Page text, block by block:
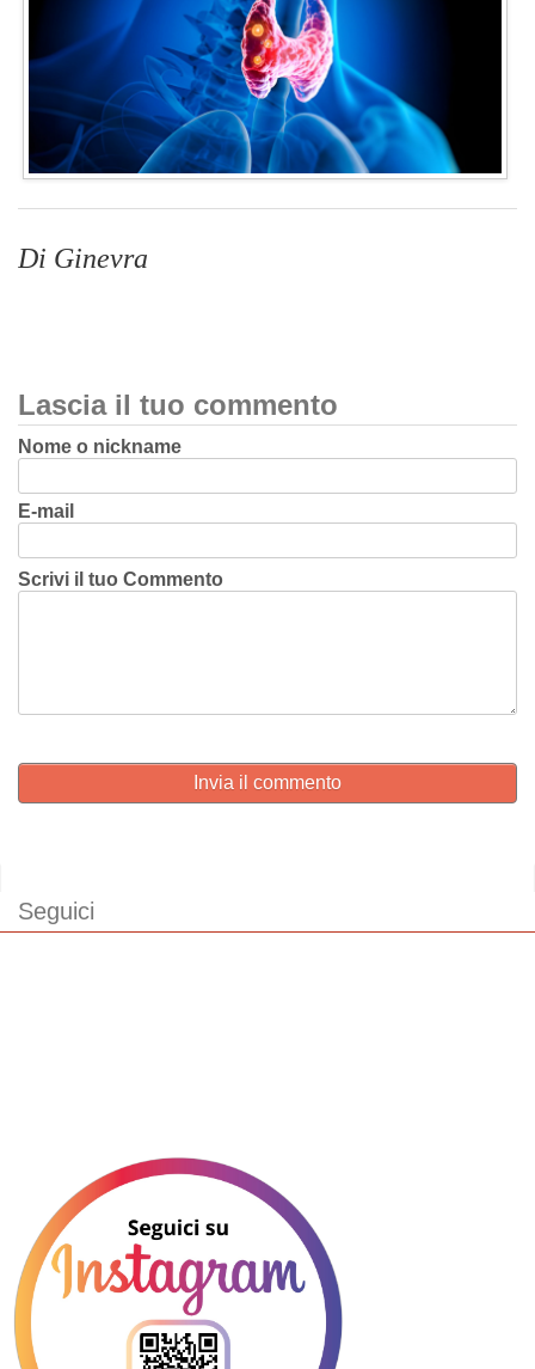
Di Ginevra
Lascia il tuo commento
Nome o nickname
E-mail
Scrivi il tuo Commento
Invia il commento
Seguici